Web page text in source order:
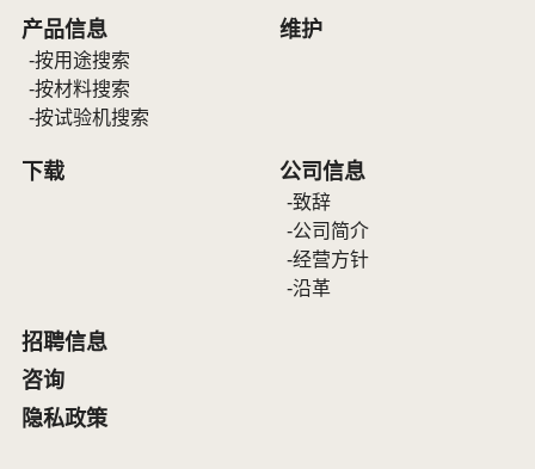
产品信息
按用途搜索
按材料搜索
按试验机搜索
维护
下载 公司信息
致辞
公司简介
经营方针
沿革
招聘信息
咨询
隐私政策